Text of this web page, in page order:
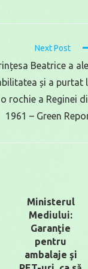
Next Post
Beatrice a
și a purtat
rochie a Reginei
1961 – Green
Ministerul
Mediului:
Garanţie
pentru
ambalaje şi